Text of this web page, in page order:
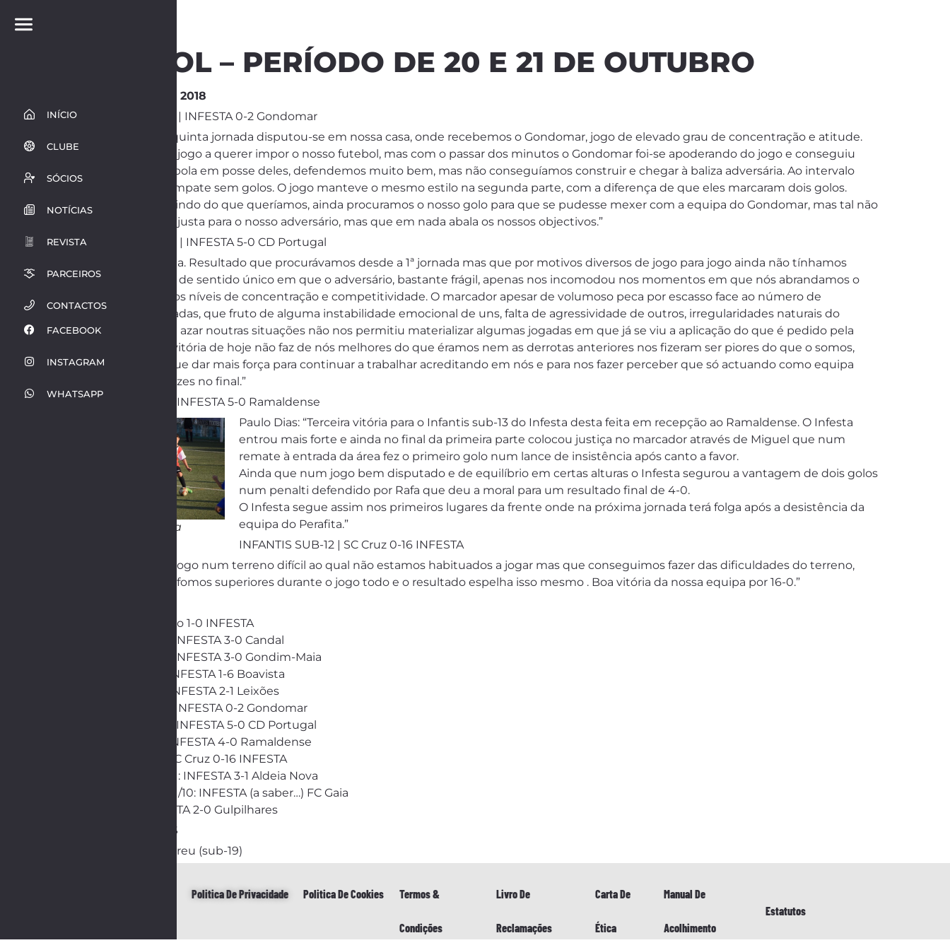
INÍCIO
CLUBE
SÓCIOS
NOTÍCIAS
REVISTA
PARCEIROS
CONTACTOS
FACEBOOK
INSTAGRAM
WHATSAPP
FUTEBOL – PERÍODO DE 20 E 21 DE OUTUBRO
24 de Outubro de 2018
INICIADOS SUB-15 | INFESTA 0-2 Gondomar
Paulo Miranda: “A quinta jornada disputou-se em nossa casa, onde recebemos o Gondomar, jogo de elevado grau de concentração e atitude.
Entramos bem no jogo a querer impor o nosso futebol, mas com o passar dos minutos o Gondomar foi-se apoderando do jogo e conseguiu
controlá-lo com a bola em posse deles, defendemos muito bem, mas não conseguíamos construir e chegar à baliza adversária. Ao intervalo
registava-se um empate sem golos. O jogo manteve o mesmo estilo na segunda parte, com a diferença de que eles marcaram dois golos.
Mesmo não desistindo do que queríamos, ainda procuramos o nosso golo para que se pudesse mexer com a equipa do Gondomar, mas tal não
foi possível. Vitória justa para o nosso adversário, mas que em nada abala os nossos objectivos.”
INICIADOS SUB-14 | INFESTA 5-0 CD Portugal
Hélder Silva: “Vitória. Resultado que procurávamos desde a 1ª jornada mas que por motivos diversos de jogo para jogo ainda não tínhamos
conquistado. Jogo de sentido único em que o adversário, bastante frágil, apenas nos incomodou nos momentos em que nós abrandamos o
ritmo e baixamos os níveis de concentração e competitividade. O marcador apesar de volumoso peca por escasso face ao número de
oportunidades criadas, que fruto de alguma instabilidade emocional de uns, falta de agressividade de outros, irregularidades naturais do
terreno e também azar noutras situações não nos permitiu materializar algumas jogadas em que já se viu a aplicação do que é pedido pela
equipa técnica. A vitória de hoje não faz de nós melhores do que éramos nem as derrotas anteriores nos fizeram ser piores do que o somos,
apenas nos tem que dar mais força para continuar a trabalhar acreditando em nós e para nos fazer perceber que só actuando como equipa
poderemos ser felizes no final.”
INFANTIS SUB-13 | INFESTA 5-0 Ramaldense
Foto: Carla Ferreira
Paulo Dias: “Terceira vitória para o Infantis sub-13 do Infesta desta feita em recepção ao Ramaldense. O Infesta
entrou mais forte e ainda no final da primeira parte colocou justiça no marcador através de Miguel que num
remate à entrada da área fez o primeiro golo num lance de insistência após canto a favor.
Ainda que num jogo bem disputado e de equilíbrio em certas alturas o Infesta segurou a vantagem de dois golos
num penalti defendido por Rafa que deu a moral para um resultado final de 4-0.
O Infesta segue assim nos primeiros lugares da frente onde na próxima jornada terá folga após a desistência da
equipa do Perafita.”
INFANTIS SUB-12 | SC Cruz 0-16 INFESTA
Francisco Lopes: “Jogo num terreno difícil ao qual não estamos habituados a jogar mas que conseguimos fazer das dificuldades do terreno,
facilidades e onde fomos superiores durante o jogo todo e o resultado espelha isso mesmo . Boa vitória da nossa equipa por 16-0.”
– Seniores: Canidelo 1-0 INFESTA
– Juniores sub-19: INFESTA 3-0 Candal
– Juniores sub-18: INFESTA 3-0 Gondim-Maia
– Juvenis sub-17: INFESTA 1-6 Boavista
– Juvenis sub-16: INFESTA 2-1 Leixões
– Iniciados sub-15: INFESTA 0-2 Gondomar
– Iniciados sub-14: INFESTA 5-0 CD Portugal
– Infantis sub-13: INFESTA 4-0 Ramaldense
– Infantis sub-12: SC Cruz 0-16 INFESTA
– Benjamins sub-11: INFESTA 3-1 Aldeia Nova
– Benjamins sub-11/10: INFESTA (a saber…) FC Gaia
– Veteranos: INFESTA 2-0 Gulpilhares
PRÓXIMOS JOGOS
Foto: Fernando Abreu (sub-19)
Politica De Privacidade Politica De Cookies Termos &
Condições
Livro De
Reclamações
Carta De
Ética
Manual De
Acolhimento
Estatutos